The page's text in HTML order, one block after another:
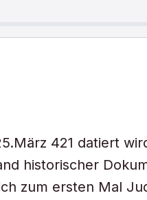
421 datiert
historischer
zum ersten Mal